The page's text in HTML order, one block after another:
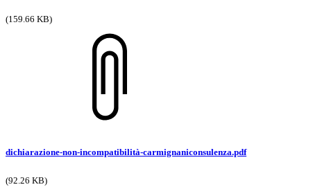
(159.66 KB)
dichiarazione-non-incompatibilità-carmignaniconsulenza.pdf
(92.26 KB)